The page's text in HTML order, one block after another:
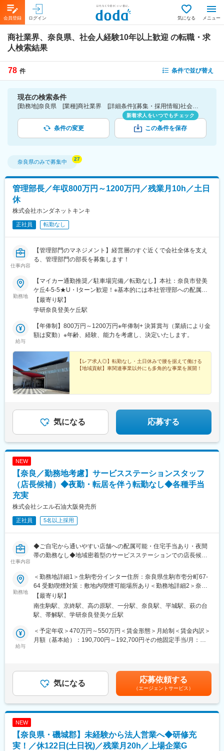
会員登録 ログイン 気になる メニュー
商社業界、奈良県、社会人経験10年以上歓迎 の転職・求
人検索結果
78 件 条件で並び替え
現在の検索条件
[勤務地]奈良県 [業種]商社業界 [詳細条件](募集・採用情報)社会人経験10年以上歓迎
条件の変更
新着求人をいつでもチェック
この条件を保存
奈良県のみで募集中
管理部長／年収800万円～1200万円／残業月10h／土日
休
株式会社ホンダネットキンキ
正社員 転勤なし
仕事内容
【管理部門のマネジメント】経営層のすぐ近くで会社全体を支え
る、管理部門の部長を募集します！
勤務地
【マイカー通勤推奨／駐車場完備／転勤なし】本社：奈良市登美
ケ丘4-5-5★U・Iターン歓迎！※基本的には本社管理部への配属と
なりますが、ご経験やご希望によっては、別事業部への配属をご
相談する場合があります。※その際は、選考段階であらかじめご説
【最寄り駅】
学研奈良登美ケ丘駅
給与
【年俸制】800万円～1200万円※年俸制+ 決算賞与（業績により金
額は変動）※年齢、経験、能力を考慮し、決定いたします。
【レア求人◎】転勤なし・土日休みで腰を据えて働ける
【地域貢献】車関連事業以外にも多角的な事業を展開！
気になる 応募する
NEW
【奈良／勤務地考慮】サービスステーションスタッフ
（店長候補）◆夜勤・転居を伴う転勤なし◆各種手当
充実
株式会社シエル石油大阪発売所
正社員 5名以上採用
仕事内容
◆ご自宅から通いやすい店舗への配属可能・住宅手当あり・夜間
帯の勤務なし◆地域密着型のサービスステーションでの店長候補
■業務概要：
来店されるお客様へ接客販売を通じて再来店を促進、整備技術を
身につけて店長やエリアマネージャーを目指していただきます。
■業務内容：
SS（サービスステーション）に来店されるお客様に以下のサービ
スを提供していただきます。
〇給油・洗車業務：ガソリンや軽油などの燃料の補給。また、一
パーツの提案・取り付けを実施。
〇会員化活動：お得に利用していただくための会員カードを発
行。
学園大和町SS/奈良押熊SS/奈良南SS/平城SS/生駒壱分インターSS
※転居を伴う転勤は発生いたしません。
勤務地
＜勤務地詳細1＞生駒壱分インター住所：奈良県生駒市壱分町67-
64 受動喫煙対策：敷地内喫煙可能場所あり＜勤務地詳細2＞奈良
南住所：奈良県奈良市神殿町297-1 受動喫煙対策：敷地内喫煙可
能場所あり＜勤務地詳細3＞平城住所：奈良県奈良市押熊町835-2
受動喫煙対策：敷地内喫煙可能場所あり変更の範囲：会社の定め
【最寄り駅】
南生駒駅、京終駅、高の原駅、一分駅、奈良駅、平城駅、萩の台
駅、帯解駅、学研奈良登美ケ丘駅
給与
＜予定年収＞470万円～550万円＜賃金形態＞月給制＜賃金内訳＞
月額（基本給）：190,700円～192,700円その他固定手当/月：
2回（7月、12月）■主任クラスの平均年収：500万円前後年収例／
30歳（主任）550万円、35歳（所長）750万円賃金はあくまでも
目安の金額であり、選考を通じて上下する可能性があります。月
給(月額)は固定手当を含めた表記です。
気になる 応募依頼する
（エージェントサービス）
NEW
【奈良県・磯城郡】未経験から法人営業へ◆研修充
実！／休122日(土日祝)／残業月20h／上場企業G